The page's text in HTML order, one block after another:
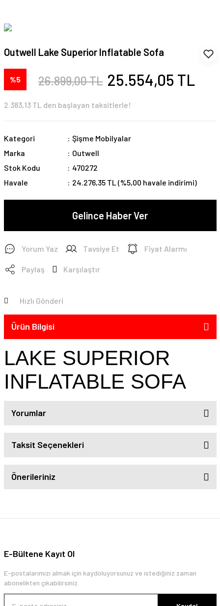
Outwell Lake Superior Inflatable Sofa
%5 26.899,00 TL 25.554,05 TL
2.383,13 TL den başlayan taksitlerle!
Kategori
Şişme Mobilyalar
Marka
Outwell
Stok Kodu
470272
Havale
24.276,35 TL (%5,00 havale indirimi)
Gelince Haber Ver
Yorum Yaz Tavsiye Et Fiyat Alarmı
Paylaş Karşılaştır
Hızlı Gönderi
Ürün Bilgisi
LAKE SUPERIOR
INFLATABLE SOFA
Yorumlar
Taksit Seçenekleri
Önerileriniz
E-Bültene Kayıt Ol
E-postalarımızı almak için kaydoluyorsunuz ve istediğiniz zaman
abonelikten çıkabilirsiniz.